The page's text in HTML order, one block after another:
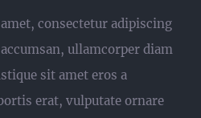
consectetur adipiscing
ullamcorper diam
sit amet eros a
erat, vulputate ornare